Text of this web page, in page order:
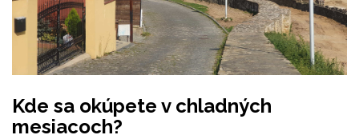
Kde sa okúpete v chladných
mesiacoch?